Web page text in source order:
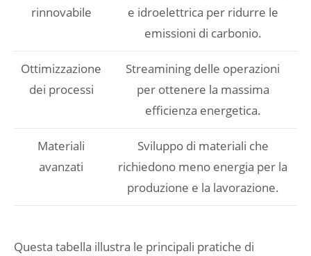
rinnovabile
e idroelettrica per ridurre le
emissioni di carbonio.
Ottimizzazione
dei processi
Streamining delle operazioni
per ottenere la massima
efficienza energetica.
Materiali
avanzati
Sviluppo di materiali che
richiedono meno energia per la
produzione e la lavorazione.
Questa tabella illustra le principali pratiche di